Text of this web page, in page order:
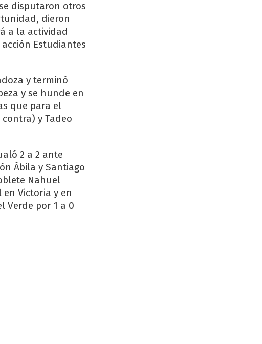
disputaron otros
dieron
a la actividad
Estudiantes
y terminó
y se hunde en
que para el
y Tadeo
2 a 2 ante
Ábila y Santiago
Nahuel
Victoria y en
Verde por 1 a 0